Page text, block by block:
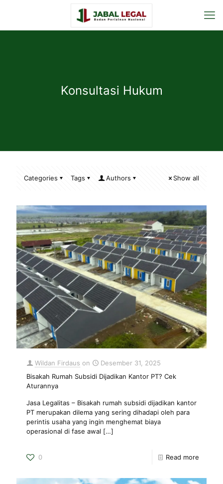
Konsultasi Hukum
Categories Tags Authors Show all
Wildan Firdaus on
Desember 31, 2025
Bisakah Rumah Subsidi Dijadikan Kantor PT? Cek
Aturannya
Jasa Legalitas – Bisakah rumah subsidi dijadikan kantor
PT merupakan dilema yang sering dihadapi oleh para
perintis usaha yang ingin menghemat biaya
operasional di fase awal […]
0 Read more